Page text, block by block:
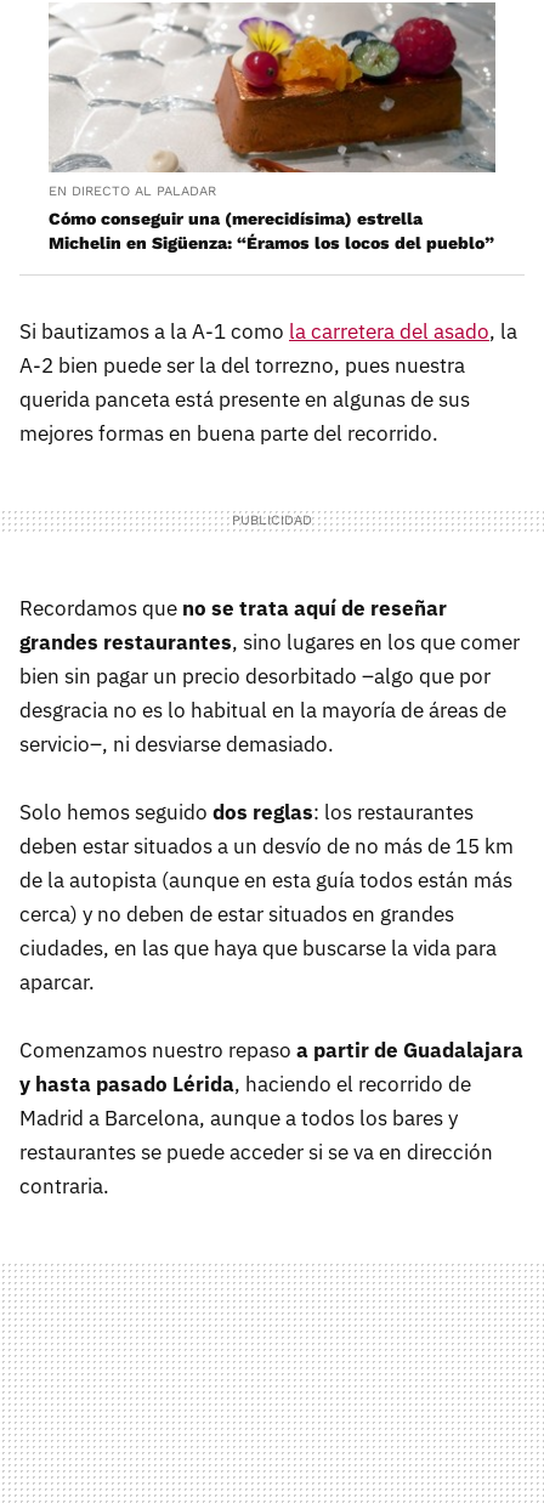
EN DIRECTO AL PALADAR
Cómo conseguir una (merecidísima) estrella
Michelin en Sigüenza: “Éramos los locos del pueblo”
Si bautizamos a la A-1 como la carretera del asado, la
A-2 bien puede ser la del torrezno, pues nuestra
querida panceta está presente en algunas de sus
mejores formas en buena parte del recorrido.
Recordamos que no se trata aquí de reseñar
grandes restaurantes, sino lugares en los que comer
bien sin pagar un precio desorbitado –algo que por
desgracia no es lo habitual en la mayoría de áreas de
servicio–, ni desviarse demasiado.
Solo hemos seguido dos reglas: los restaurantes
deben estar situados a un desvío de no más de 15 km
de la autopista (aunque en esta guía todos están más
cerca) y no deben de estar situados en grandes
ciudades, en las que haya que buscarse la vida para
aparcar.
Comenzamos nuestro repaso a partir de Guadalajara
y hasta pasado Lérida, haciendo el recorrido de
Madrid a Barcelona, aunque a todos los bares y
restaurantes se puede acceder si se va en dirección
contraria.